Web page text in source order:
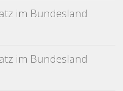
im Bundesland
im Bundesland